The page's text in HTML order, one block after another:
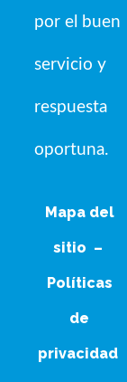
por el buen
servicio y
respuesta
oportuna.
Mapa del
sitio –
Políticas
de
privacidad